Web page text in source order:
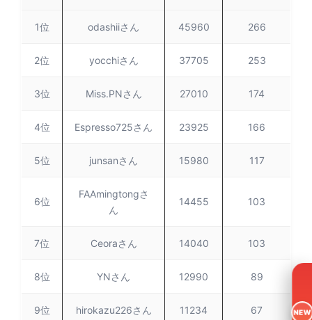
1位 odashiiさん 45960 266
2位 yocchiさん 37705 253
3位 Miss.PNさん 27010 174
4位 Espresso725さん 23925 166
5位 junsanさん 15980 117
6位
FAAmingtongさ
ん
14455 103
7位 Ceoraさん 14040 103
8位 YNさん 12990 89
9位 hirokazu226さん 11234 67 NEW